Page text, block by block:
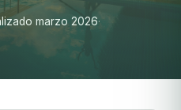
marzo 2026·